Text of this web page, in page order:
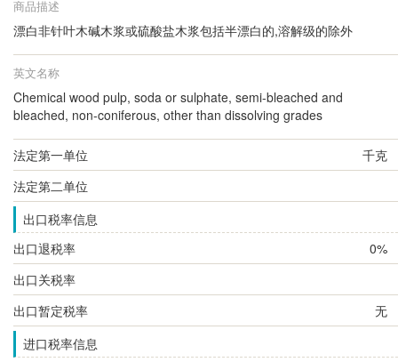
商品描述
漂白非针叶木碱木浆或硫酸盐木浆包括半漂白的,溶解级的除外
英文名称
Chemical wood pulp, soda or sulphate, semi-bleached and
bleached, non-coniferous, other than dissolving grades
法定第一单位
千克
法定第二单位
出口税率信息
出口退税率
0%
出口关税率
出口暂定税率
无
进口税率信息